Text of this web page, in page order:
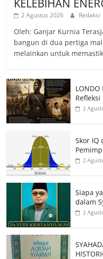
2 Agustus 2026 Redaksi
Oleh: Ganjar Kurnia
bangun di dua pertiga
melainkan untuk
LONDO
Refleksi
2
Skor IQ
2
Siapa
dalam
2